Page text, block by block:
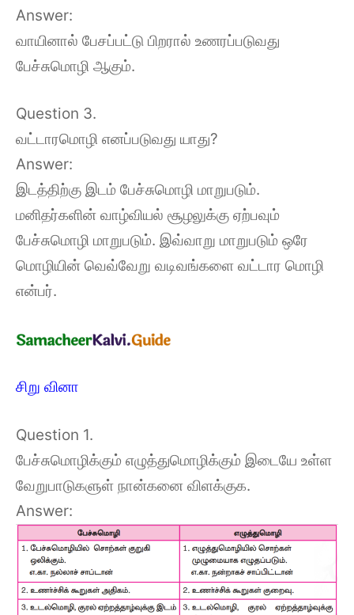
Answer:
வாயினால் பேசப்பட்டு பிறரால் உணரப்படுவது
பேச்சுமொழி ஆகும்.
Question 3.
வட்டாரமொழி எனப்படுவது யாது?
Answer:
இடத்திற்கு இடம் பேச்சுமொழி மாறுபடும்.
மனிதர்களின் வாழ்வியல் சூழலுக்கு ஏற்பவும்
பேச்சுமொழி மாறுபடும். இவ்வாறு மாறுபடும் ஒரே
மொழியின் வெவ்வேறு வடிவங்களை வட்டார மொழி
என்பர்.
சிறு வினா
Question 1.
பேச்சுமொழிக்கும் எழுத்துமொழிக்கும் இடையே உள்ள
வேறுபாடுகளுள் நான்கனை விளக்குக.
Answer: